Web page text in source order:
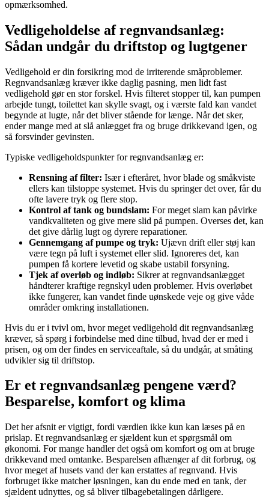
opmærksomhed.
Vedligeholdelse af regnvandsanlæg:
Sådan undgår du driftstop og lugtgener
Vedligehold er din forsikring mod de irriterende småproblemer.
Regnvandsanlæg kræver ikke daglig pasning, men lidt fast
vedligehold gør en stor forskel. Hvis filteret stopper til, kan pumpen
arbejde tungt, toilettet kan skylle svagt, og i værste fald kan vandet
begynde at lugte, når det bliver stående for længe. Når det sker,
ender mange med at slå anlægget fra og bruge drikkevand igen, og
så forsvinder gevinsten.
Typiske vedligeholdspunkter for regnvandsanlæg er:
Rensning af filter: Især i efteråret, hvor blade og småkviste
ellers kan tilstoppe systemet. Hvis du springer det over, får du
ofte lavere tryk og flere stop.
Kontrol af tank og bundslam: For meget slam kan påvirke
vandkvaliteten og give mere slid på pumpen. Overses det, kan
det give dårlig lugt og dyrere reparationer.
Gennemgang af pumpe og tryk: Ujævn drift eller støj kan
være tegn på luft i systemet eller slid. Ignoreres det, kan
pumpen få kortere levetid og skabe ustabil forsyning.
Tjek af overløb og indløb: Sikrer at regnvandsanlægget
håndterer kraftige regnskyl uden problemer. Hvis overløbet
ikke fungerer, kan vandet finde uønskede veje og give våde
områder omkring installationen.
Hvis du er i tvivl om, hvor meget vedligehold dit regnvandsanlæg
kræver, så spørg i forbindelse med dine tilbud, hvad der er med i
prisen, og om der findes en serviceaftale, så du undgår, at småting
udvikler sig til driftstop.
Er et regnvandsanlæg pengene værd?
Besparelse, komfort og klima
Det her afsnit er vigtigt, fordi værdien ikke kun kan læses på en
prislap. Et regnvandsanlæg er sjældent kun et spørgsmål om
økonomi. For mange handler det også om komfort og om at bruge
drikkevand med omtanke. Besparelsen afhænger af dit forbrug, og
hvor meget af husets vand der kan erstattes af regnvand. Hvis
forbruget ikke matcher løsningen, kan du ende med en tank, der
sjældent udnyttes, og så bliver tilbagebetalingen dårligere.